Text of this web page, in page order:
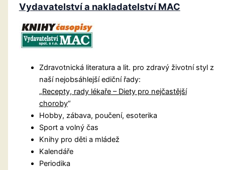
Vydavatelství a nakladatelství MAC
Zdravotnická literatura a lit. pro zdravý životní styl z
naší nejobsáhlejší ediční řady:
„Recepty, rady lékaře – Diety pro nejčastější
choroby“
Hobby, zábava, poučení, esoterika
Sport a volný čas
Knihy pro děti a mládež
Kalendáře
Periodika